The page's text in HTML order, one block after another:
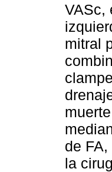
VASc,
mitral
de
la